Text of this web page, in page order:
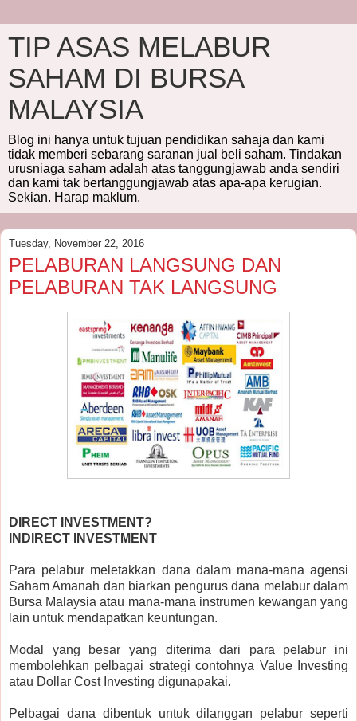
TIP ASAS MELABUR
SAHAM DI BURSA
MALAYSIA
Blog ini hanya untuk tujuan pendidikan sahaja dan kami
tidak memberi sebarang saranan jual beli saham. Tindakan
urusniaga saham adalah atas tanggungjawab anda sendiri
dan kami tak bertanggungjawab atas apa-apa kerugian.
Sekian. Harap maklum.
Tuesday, November 22, 2016
PELABURAN LANGSUNG DAN
PELABURAN TAK LANGSUNG
DIRECT INVESTMENT?
INDIRECT INVESTMENT
Para pelabur meletakkan dana dalam mana-mana agensi
Saham Amanah dan biarkan pengurus dana melabur dalam
Bursa Malaysia atau mana-mana instrumen kewangan yang
lain untuk mendapatkan keuntungan.
Modal yang besar yang diterima dari para pelabur ini
membolehkan pelbagai strategi contohnya Value Investing
atau Dollar Cost Investing digunapakai.
Pelbagai dana dibentuk untuk dilanggan pelabur seperti